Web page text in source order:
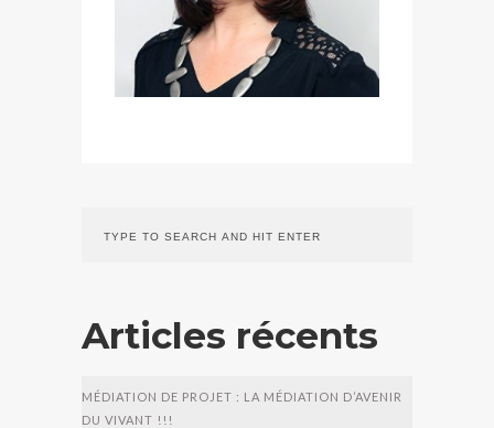
Articles récents
MÉDIATION DE PROJET : LA MÉDIATION D’AVENIR
DU VIVANT !!!